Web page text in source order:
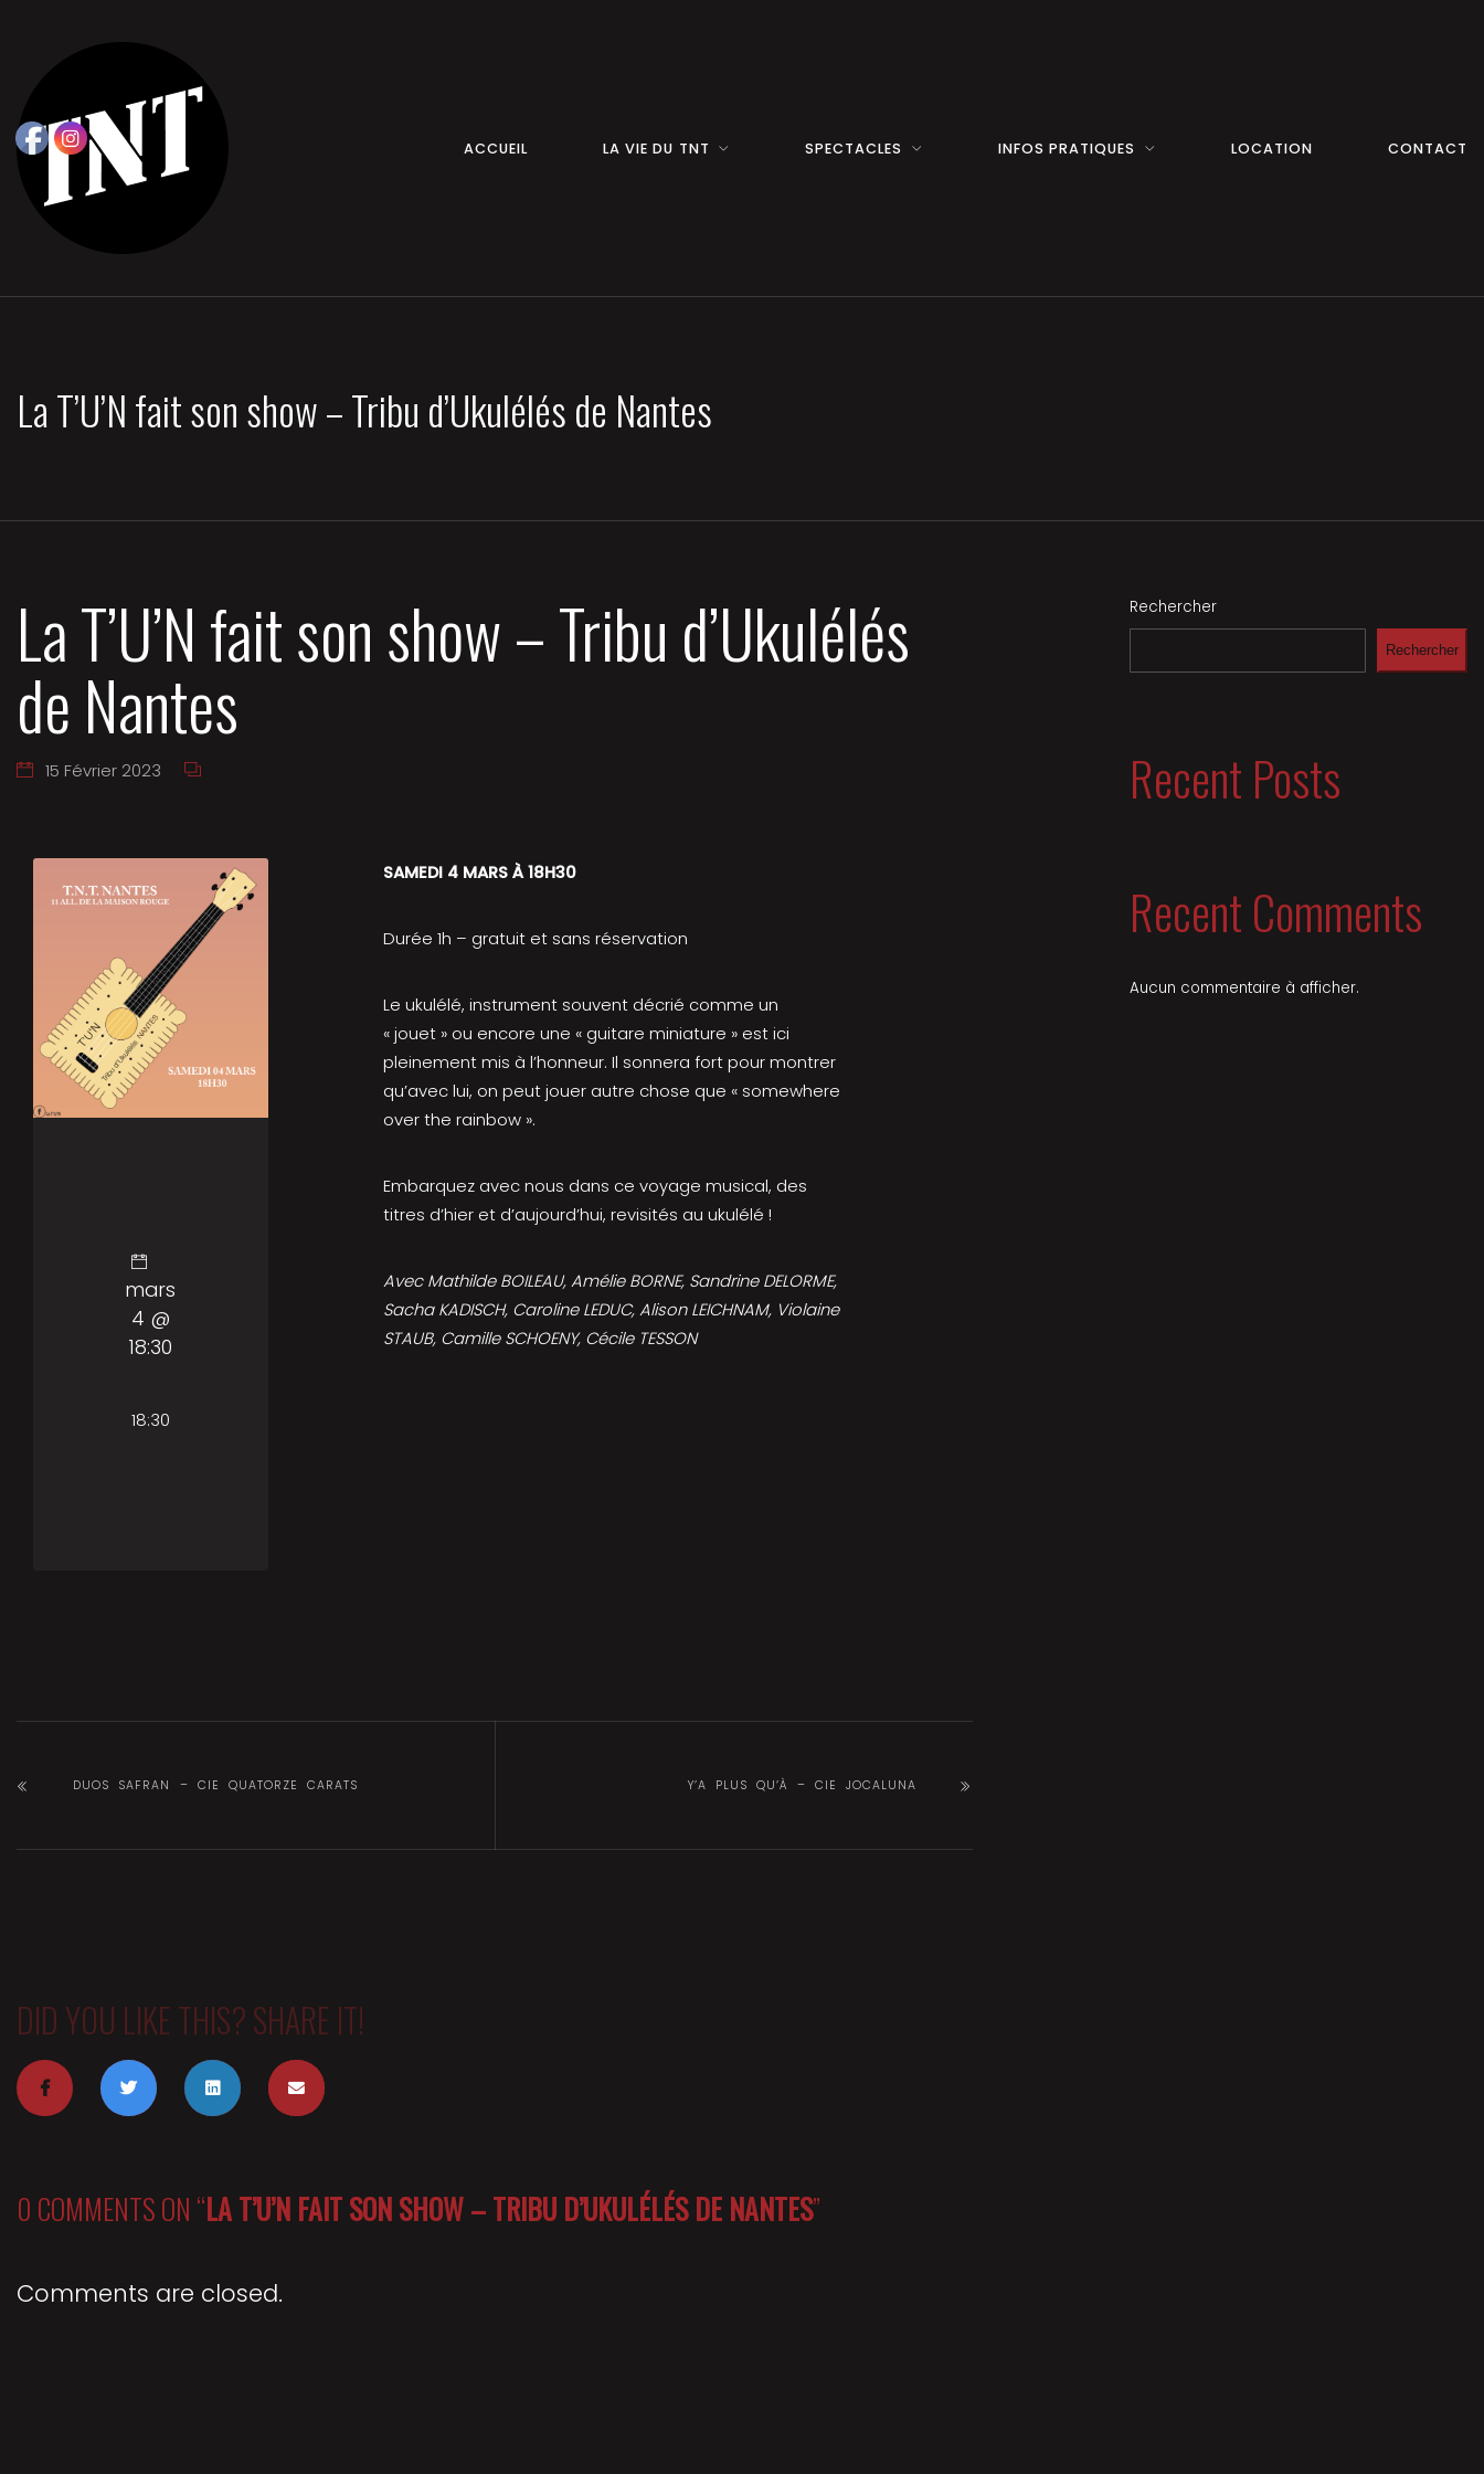
ACCUEIL LA VIE DU TNT SPECTACLES INFOS PRATIQUES LOCATION CONTACT
La T’U’N fait son show – Tribu d’Ukulélés de Nantes
La T’U’N fait son show – Tribu d’Ukulélés
de Nantes
15 Février 2023
SAMEDI 4 MARS À 18H30
Durée 1h – gratuit et sans réservation
Le ukulélé, instrument souvent décrié comme un
« jouet » ou encore une « guitare miniature » est ici
pleinement mis à l’honneur. Il sonnera fort pour montrer
qu’avec lui, on peut jouer autre chose que « somewhere
over the rainbow ».
Embarquez avec nous dans ce voyage musical, des
titres d’hier et d’aujourd’hui, revisités au ukulélé !
Avec Mathilde BOILEAU, Amélie BORNE, Sandrine DELORME,
Sacha KADISCH, Caroline LEDUC, Alison LEICHNAM, Violaine
STAUB, Camille SCHOENY, Cécile TESSON
mars
4 @
18:30
18:30
DUOS SAFRAN – CIE QUATORZE CARATS Y’A PLUS QU’À – CIE JOCALUNA
DID YOU LIKE THIS? SHARE IT!
0 COMMENTS ON “LA T’U’N FAIT SON SHOW – TRIBU D’UKULÉLÉS DE NANTES”
Comments are closed.
Rechercher
Rechercher
Recent Posts
Recent Comments
Aucun commentaire à afficher.